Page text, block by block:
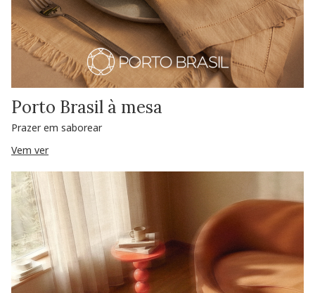
Porto Brasil à mesa
Prazer em saborear
Vem ver